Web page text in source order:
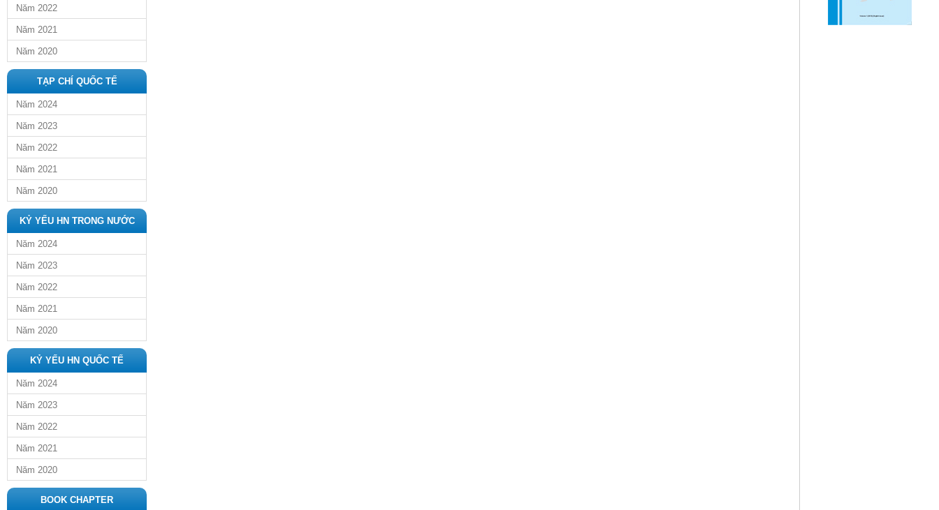
Năm 2022
Năm 2021
Năm 2020
TẠP CHÍ QUỐC TẾ
Năm 2024
Năm 2023
Năm 2022
Năm 2021
Năm 2020
KỶ YẾU HN TRONG NƯỚC
Năm 2024
Năm 2023
Năm 2022
Năm 2021
Năm 2020
KỶ YẾU HN QUỐC TẾ
Năm 2024
Năm 2023
Năm 2022
Năm 2021
Năm 2020
BOOK CHAPTER